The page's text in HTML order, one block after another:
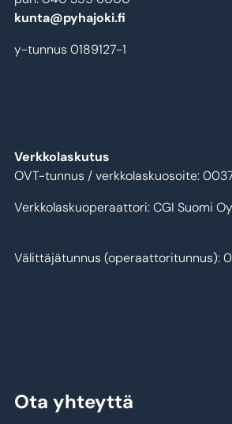
kunta@pyhajoki.fi
y-tunnus 0189127-1
Verkkolaskutus
OVT-tunnus / verkkolaskuosoite:
Verkkolaskuoperaattori:
Välittäjätunnus (operaattoritunnus):
Ota yhteyttä